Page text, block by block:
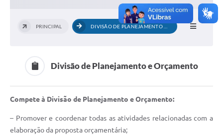
PRINCIPAL
Divisão de Planejamento e Orçamento
Compete à Divisão de Planejamento e Orçamento:
– Promover e coordenar todas as atividades relacionadas com a
elaboração da proposta orçamentária;